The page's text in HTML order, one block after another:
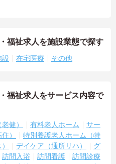
福祉求人を施設業態で探す
設 在宅医療 その他
福祉求人をサービス内容で
健） 有料老人ホーム
サー
）
特別養護老人ホーム（特
デイケア（通所リハ）
グ
訪問入浴 訪問看護
訪問診療